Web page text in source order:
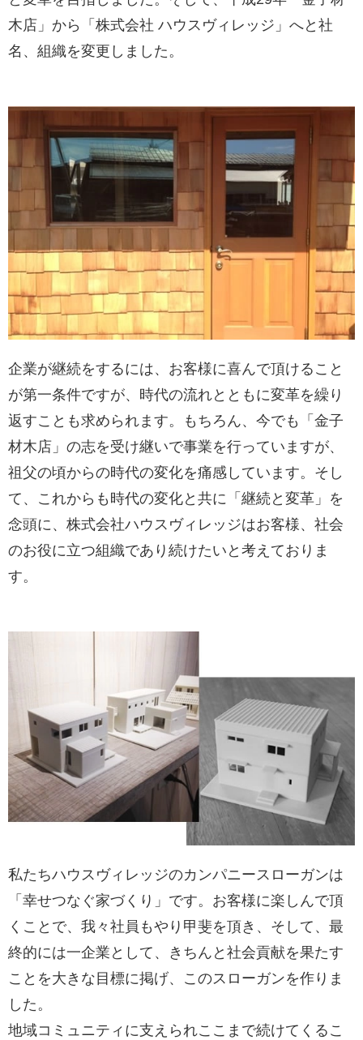
木店」から「株式会社 ハウスヴィレッジ」へと社
名、組織を変更しました。
企業が継続をするには、お客様に喜んで頂けること
が第一条件ですが、時代の流れとともに変革を繰り
返すことも求められます。もちろん、今でも「金子
材木店」の志を受け継いで事業を行っていますが、
祖父の頃からの時代の変化を痛感しています。そし
て、これからも時代の変化と共に「継続と変革」を
念頭に、株式会社ハウスヴィレッジはお客様、社会
のお役に立つ組織であり続けたいと考えておりま
す。
私たちハウスヴィレッジのカンパニースローガンは
「幸せつなぐ家づくり」です。お客様に楽しんで頂
くことで、我々社員もやり甲斐を頂き、そして、最
終的には一企業として、きちんと社会貢献を果たす
ことを大きな目標に掲げ、このスローガンを作りま
した。
地域コミュニティに支えられここまで続けてくるこ